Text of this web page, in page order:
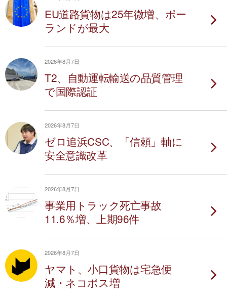
EU道路貨物は25年微増、ポー
ランドが最大
2026年8月7日
T2、自動運転輸送の品質管理
で国際認証
2026年8月7日
ゼロ追浜CSC、「信頼」軸に
安全意識改革
2026年8月7日
事業用トラック死亡事故
11.6％増、上期96件
2026年8月7日
ヤマト、小口貨物は宅急便
減・ネコポス増